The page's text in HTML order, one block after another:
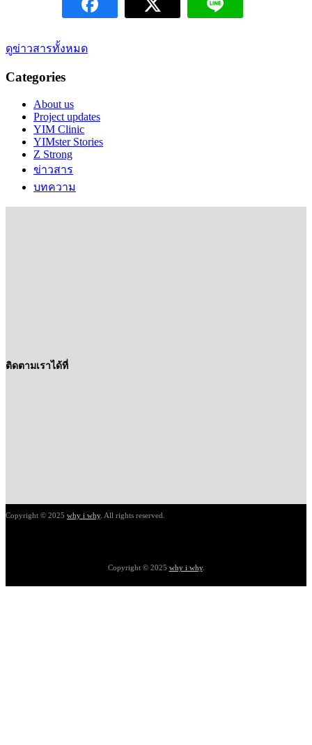
ดูข่าวสารทั้งหมด
Categories
About us
Project updates
YIM Clinic
YIMster Stories
Z Strong
ข่าวสาร
บทความ
ติดตามเราได้ที่
Copyright © 2025 why i why. All rights reserved.
Copyright © 2025 why i why.